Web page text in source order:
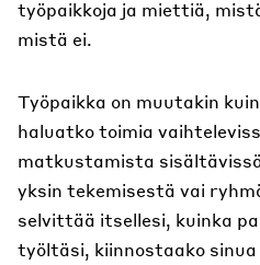
työpaikkoja ja miettiä,
mistä ei.
Työpaikka on muutakin
haluatko toimia
matkustamista
yksin tekemisestä vai
selvittää itsellesi, kuinka
työltäsi, kiinnostaako sinua